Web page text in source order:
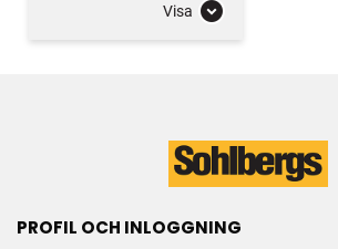
Visa
PROFIL OCH INLOGGNING